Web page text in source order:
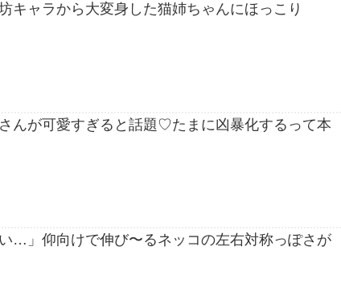
キャラから大変身した猫姉ちゃんにほっこり
んが可愛すぎると話題♡たまに凶暴化するって本
…」仰向けで伸び〜るネッコの左右対称っぽさが